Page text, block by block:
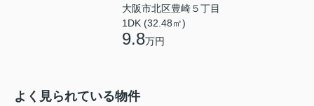
大阪市北区豊崎５丁目
1DK (32.48㎡)
9.8万円
よく見られている物件